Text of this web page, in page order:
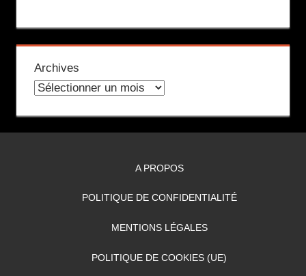
Archives
A PROPOS
POLITIQUE DE CONFIDENTIALITÉ
MENTIONS LÉGALES
POLITIQUE DE COOKIES (UE)